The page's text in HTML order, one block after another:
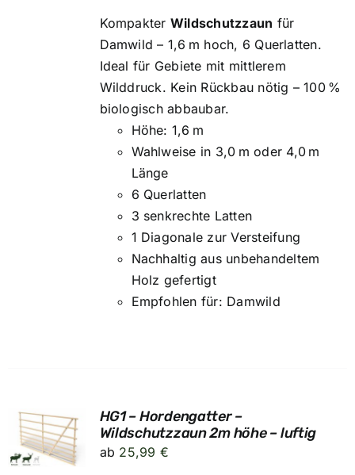
Kompakter Wildschutzzaun für
Damwild – 1,6 m hoch, 6 Querlatten.
Ideal für Gebiete mit mittlerem
Wilddruck. Kein Rückbau nötig – 100 %
biologisch abbaubar.
Höhe: 1,6 m
Wahlweise in 3,0 m oder 4,0 m
Länge
6 Querlatten
3 senkrechte Latten
1 Diagonale zur Versteifung
Nachhaltig aus unbehandeltem
Holz gefertigt
Empfohlen für: Damwild
HG1 – Hordengatter –
Wildschutzzaun 2m höhe – luftig
ab 25,99 €